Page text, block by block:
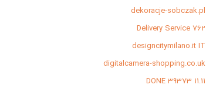
dekoracje-sobczak.pl
Delivery Service 762
designcitymilano.it IT
digitalcamera-shopping.co.uk
DONE 39373 11.11